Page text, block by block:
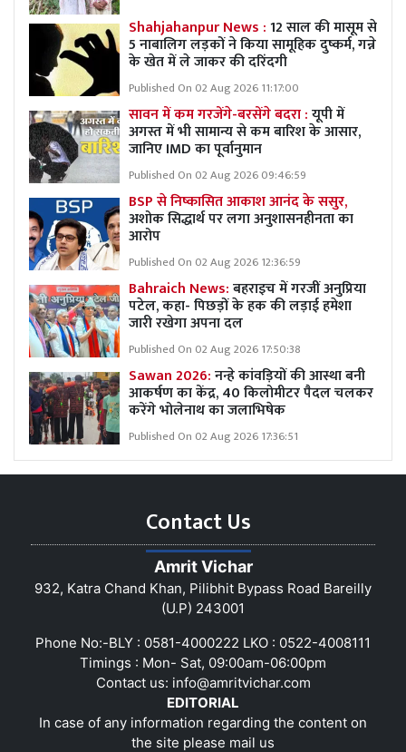
Shahjahanpur News :12 साल की मासूम से
5 नाबालिग लड़कों ने किया सामूहिक दुष्कर्म, गन्ने
के खेत में ले जाकर की दरिंदगी
Published On 02 Aug 2026 11:17:00
सावन में कम गरजेंगे-बरसेंगे बदरा :यूपी में
अगस्त में भी सामान्य से कम बारिश के आसार,
जानिए IMD का पूर्वानुमान
Published On 02 Aug 2026 09:46:59
BSP से निष्कासित आकाश आनंद के ससुर,
अशोक सिद्धार्थ पर लगा अनुशासनहीनता का
आरोप
Published On 02 Aug 2026 12:36:59
Bahraich News:बहराइच में गरजीं अनुप्रिया
पटेल, कहा- पिछड़ों के हक की लड़ाई हमेशा
जारी रखेगा अपना दल
Published On 02 Aug 2026 17:50:38
Sawan 2026:नन्हे कांवड़ियों की आस्था बनी
आकर्षण का केंद्र, 40 किलोमीटर पैदल चलकर
करेंगे भोलेनाथ का जलाभिषेक
Published On 02 Aug 2026 17:36:51
Contact Us
Amrit Vichar
932, Katra Chand Khan, Pilibhit Bypass Road Bareilly
(U.P) 243001
Phone No:-BLY : 0581-4000222 LKO : 0522-4008111
Timings : Mon- Sat, 09:00am-06:00pm
Contact us: info@amritvichar.com
EDITORIAL
In case of any information regarding the content on
the site please mail us